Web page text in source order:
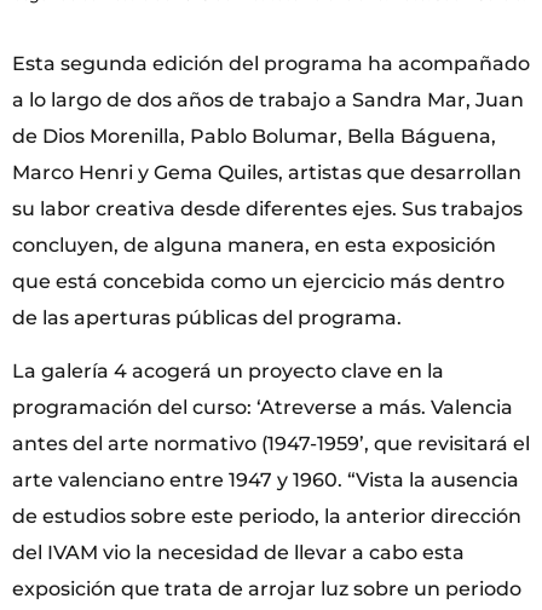
Esta segunda edición del programa ha acompañado
a lo largo de dos años de trabajo a Sandra Mar, Juan
de Dios Morenilla, Pablo Bolumar, Bella Báguena,
Marco Henri y Gema Quiles, artistas que desarrollan
su labor creativa desde diferentes ejes. Sus trabajos
concluyen, de alguna manera, en esta exposición
que está concebida como un ejercicio más dentro
de las aperturas públicas del programa.
La galería 4 acogerá un proyecto clave en la
programación del curso: ‘Atreverse a más. Valencia
antes del arte normativo (1947-1959’, que revisitará el
arte valenciano entre 1947 y 1960. “Vista la ausencia
de estudios sobre este periodo, la anterior dirección
del IVAM vio la necesidad de llevar a cabo esta
exposición que trata de arrojar luz sobre un periodo